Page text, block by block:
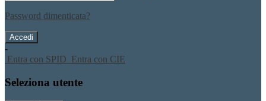
Password dimenticata?
-
Entra con SPID Entra con CIE
Seleziona utente